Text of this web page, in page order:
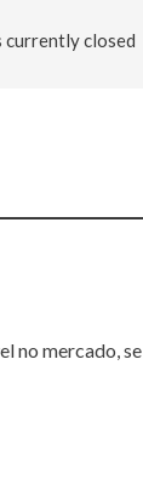
currently closed
no mercado, se